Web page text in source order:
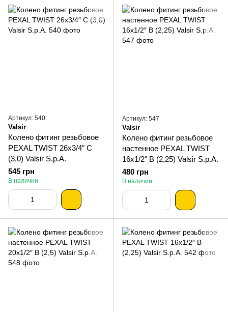
Артикул: 540
Valsir
Колено фитинг резьбовое
PEXAL TWIST 26х3/4″ С
(3,0) Valsir S.p.A.
545 грн
В наличии
Артикул: 547
Valsir
Колено фитинг резьбовое
настенное PEXAL TWIST
16х1/2″ В (2,25) Valsir S.p.A.
480 грн
В наличии